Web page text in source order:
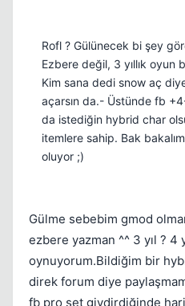
Rofl ? Gülünecek bi şey
Ezbere değil, 3 yıllık oyun
Kim sana dedi snow aç
açarsın da.- Üstünde fb
da istediğin hybrid char
itemlere sahip. Bak
oluyor ;)
Gülme sebebim gmod
ezbere yazman ^^ 3 yıl ? 4
oynuyorum.Bildiğim bir
direk forum diye
fb pro set giydirdiğinde